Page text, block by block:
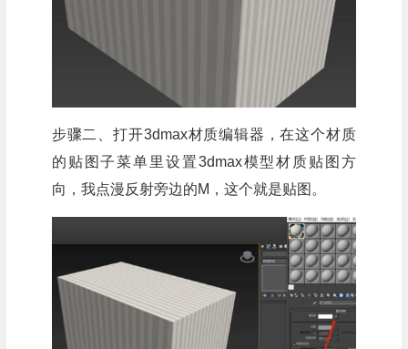
步骤二、打开3dmax材质编辑器，在这个材质
的贴图子菜单里设置3dmax模型材质贴图方
向，我点漫反射旁边的M，这个就是贴图。